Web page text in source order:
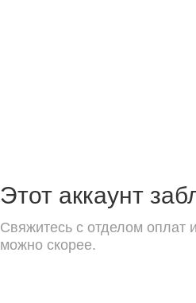
Этот аккаунт
Свяжитесь с отделом оплат
можно скорее.